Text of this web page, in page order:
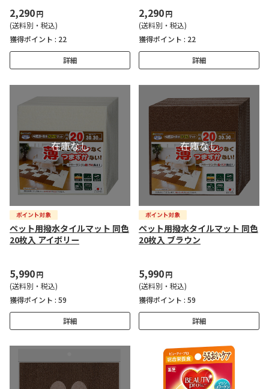
2,290円
(送料別・税込)
獲得ポイント : 22
詳細
2,290円
(送料別・税込)
獲得ポイント : 22
詳細
ペット用撥水タイルマット 同色
20枚入 アイボリー
5,990円
(送料別・税込)
獲得ポイント : 59
詳細
ペット用撥水タイルマット 同色
20枚入 ブラウン
5,990円
(送料別・税込)
獲得ポイント : 59
詳細